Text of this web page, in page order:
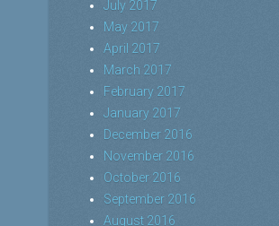
July 2017
May 2017
April 2017
March 2017
February 2017
January 2017
December 2016
November 2016
October 2016
September 2016
August 2016